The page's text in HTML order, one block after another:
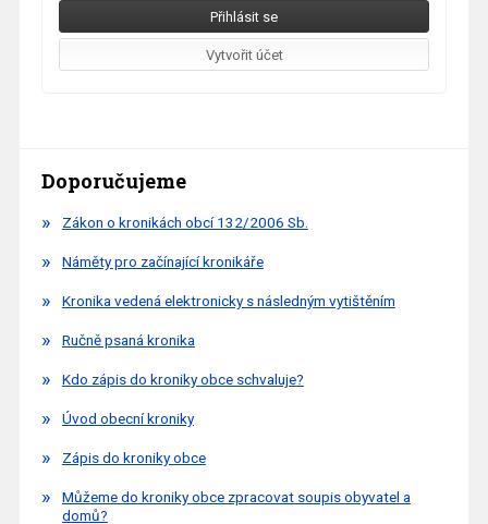
Doporučujeme
Zákon o kronikách obcí 132/2006 Sb.
Náměty pro začínající kronikáře
Kronika vedená elektronicky s následným vytištěním
Ručně psaná kronika
Kdo zápis do kroniky obce schvaluje?
Úvod obecní kroniky
Zápis do kroniky obce
Můžeme do kroniky obce zpracovat soupis obyvatel a
domů?